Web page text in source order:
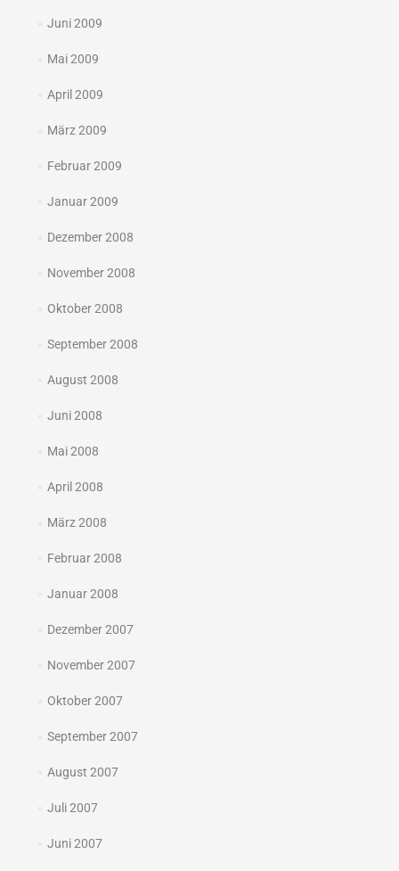
Juni 2009
Mai 2009
April 2009
März 2009
Februar 2009
Januar 2009
Dezember 2008
November 2008
Oktober 2008
September 2008
August 2008
Juni 2008
Mai 2008
April 2008
März 2008
Februar 2008
Januar 2008
Dezember 2007
November 2007
Oktober 2007
September 2007
August 2007
Juli 2007
Juni 2007